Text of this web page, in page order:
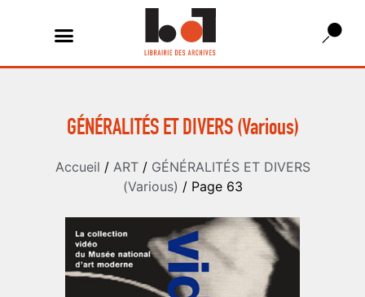
GÉNÉRALITÉS ET DIVERS (Various)
Accueil / ART/ GÉNÉRALITÉS ET DIVERS
(Various) / Page 63